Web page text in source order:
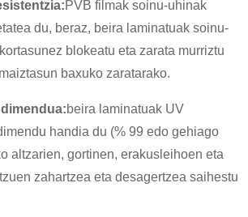
PVB filmak soinu-uhinak
du, beraz, beira laminatuak soinu-
blokeatu eta zarata murriztu
baxuko zaratarako.
beira laminatuak UV
handia du (% 99 edo gehiago
altzarien, gortinen, erakusleihoen eta
zahartzea eta desagertzea saihestu